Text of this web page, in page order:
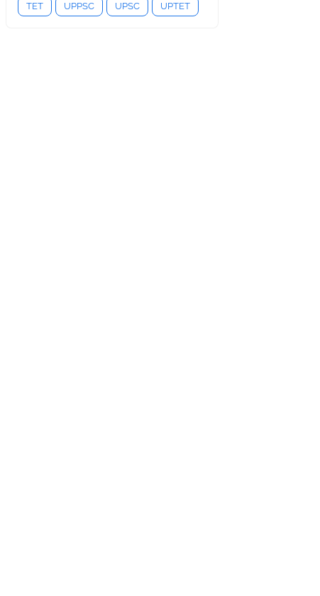
TET UPPSC UPSC UPTET